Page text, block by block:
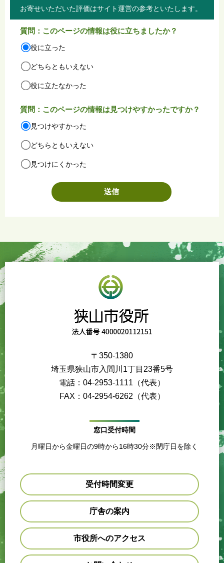
お寄せいただいた評価はサイト運営の参考といたします。
質問：このページの情報は役に立ちましたか？
役に立った
どちらともいえない
役に立たなかった
質問：このページの情報は見つけやすかったですか？
見つけやすかった
どちらともいえない
見つけにくかった
〒350-1380
埼玉県狭山市入間川1丁目23番5号
電話：04-2953-1111（代表）
FAX：04-2954-6262（代表）
窓口受付時間
月曜日から金曜日の9時から16時30分※閉庁日を除く
受付時間変更
庁舎の案内
市役所へのアクセス